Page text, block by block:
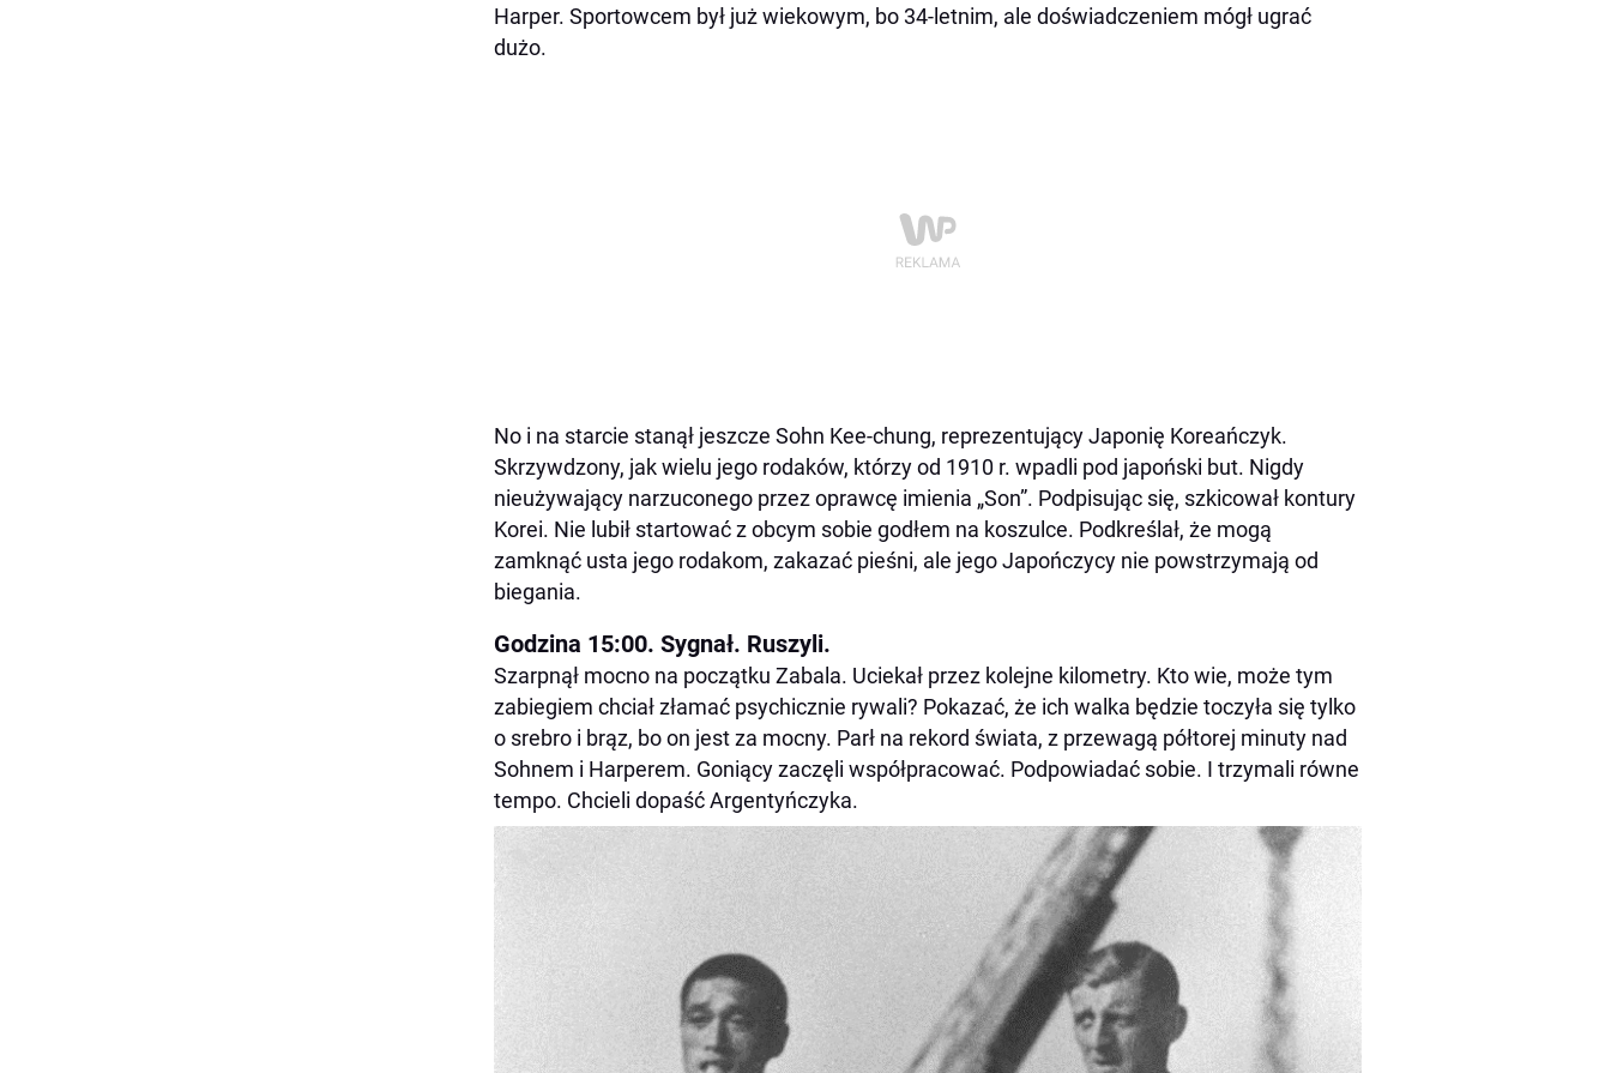
Harper. Sportowcem był już wiekowym, bo 34-letnim, ale doświadczeniem mógł ugrać
dużo.
No i na starcie stanął jeszcze Sohn Kee-chung, reprezentujący Japonię Koreańczyk.
Skrzywdzony, jak wielu jego rodaków, którzy od 1910 r. wpadli pod japoński but. Nigdy
nieużywający narzuconego przez oprawcę imienia „Son”. Podpisując się, szkicował kontury
Korei. Nie lubił startować z obcym sobie godłem na koszulce. Podkreślał, że mogą
zamknąć usta jego rodakom, zakazać pieśni, ale jego Japończycy nie powstrzymają od
biegania.
Godzina 15:00. Sygnał. Ruszyli.
Szarpnął mocno na początku Zabala. Uciekał przez kolejne kilometry. Kto wie, może tym
zabiegiem chciał złamać psychicznie rywali? Pokazać, że ich walka będzie toczyła się tylko
o srebro i brąz, bo on jest za mocny. Parł na rekord świata, z przewagą półtorej minuty nad
Sohnem i Harperem. Goniący zaczęli współpracować. Podpowiadać sobie. I trzymali równe
tempo. Chcieli dopaść Argentyńczyka.